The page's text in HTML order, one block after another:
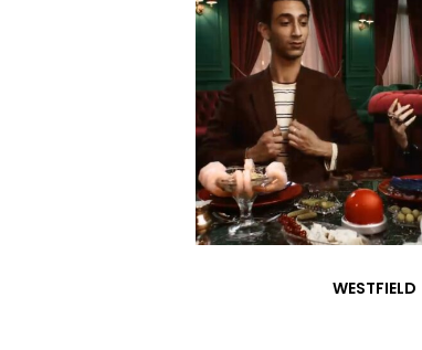
WESTFIELD